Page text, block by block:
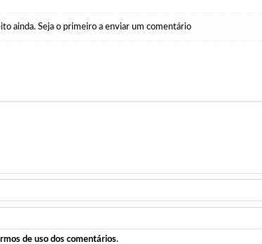
ainda. Seja o primeiro a enviar um comentário
de uso dos comentários.